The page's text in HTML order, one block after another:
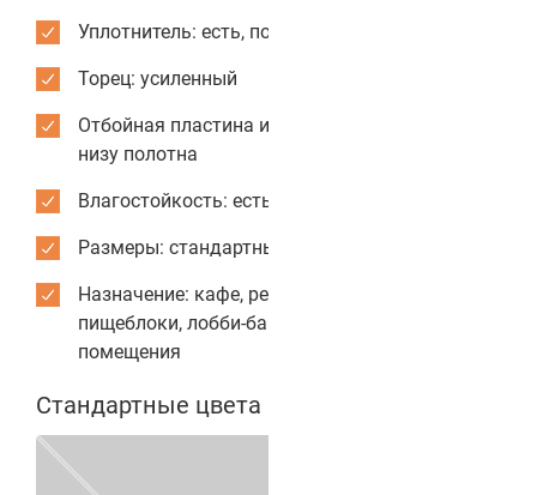
Уплотнитель: есть, по периметру коробки
Торец: усиленный
Отбойная пластина из нержавеющей стали: по
низу полотна
Влагостойкость: есть
Размеры: стандартные или индивидуальные
Назначение: кафе, рестораны, столовые,
пищеблоки, лобби-бары, служебные
помещения
Стандартные цвета полотен